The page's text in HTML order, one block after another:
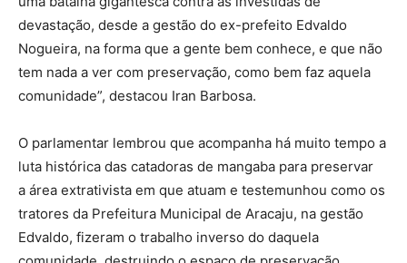
devastação, desde a gestão do ex-prefeito Edvaldo
Nogueira, na forma que a gente bem conhece, e que não
tem nada a ver com preservação, como bem faz aquela
comunidade”, destacou Iran Barbosa.
O parlamentar lembrou que acompanha há muito tempo a
luta histórica das catadoras de mangaba para preservar
a área extrativista em que atuam e testemunhou como os
tratores da Prefeitura Municipal de Aracaju, na gestão
Edvaldo, fizeram o trabalho inverso do daquela